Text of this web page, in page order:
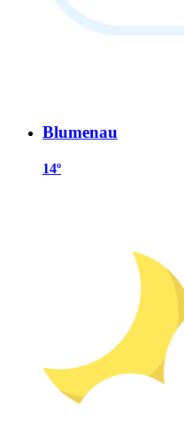
Blumenau
14º